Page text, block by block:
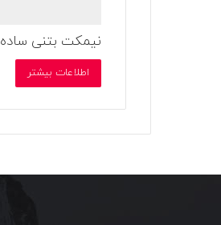
نیمکت بتنی ساده
اطلاعات بیشتر